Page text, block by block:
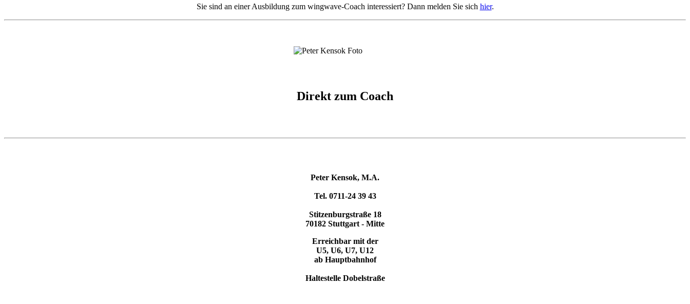
Sie sind an einer Ausbildung zum wingwave-Coach interessiert? Dann melden Sie sich hier.
Direkt zum Coach
Peter Kensok, M.A.
Tel. 0711-24 39 43
Stitzenburgstraße 18
70182 Stuttgart - Mitte
Erreichbar mit der
U5, U6, U7, U12
ab Hauptbahnhof
Haltestelle Dobelstraße